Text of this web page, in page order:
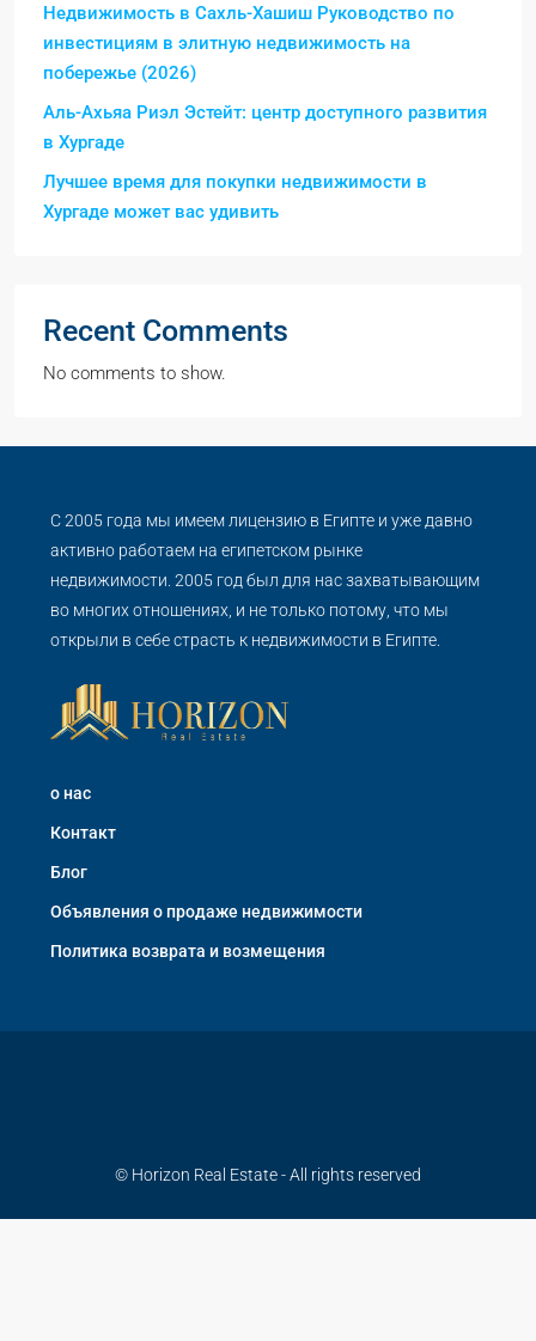
Недвижимость в Сахль-Хашиш Руководство по
инвестициям в элитную недвижимость на
побережье (2026)
Аль-Ахьяа Риэл Эстейт: центр доступного развития
в Хургаде
Лучшее время для покупки недвижимости в
Хургаде может вас удивить
Recent Comments
No comments to show.
С 2005 года мы имеем лицензию в Египте и уже давно
активно работаем на египетском рынке
недвижимости. 2005 год был для нас захватывающим
во многих отношениях, и не только потому, что мы
открыли в себе страсть к недвижимости в Египте.
о нас
Контакт
Блог
Объявления о продаже недвижимости
Политика возврата и возмещения
© Horizon Real Estate - All rights reserved